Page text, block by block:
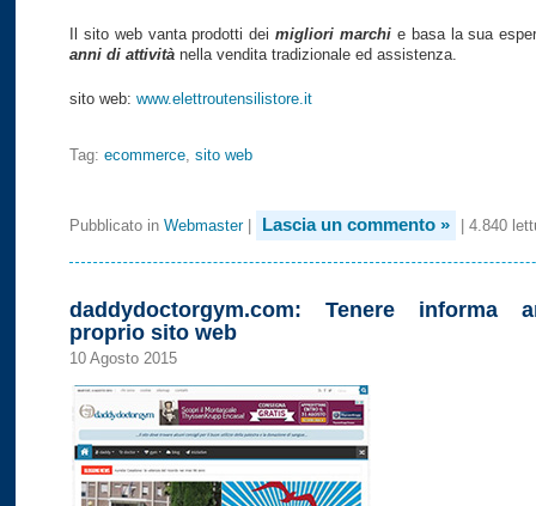
Il sito web vanta prodotti deimigliori marchi e basa la sua
anni di attività nella vendita tradizionale ed assistenza.
sito web: www.elettroutensilistore.it
Tag: ecommerce sito web
Pubblicato in Webmaster| Lascia un commento » | 4.840
daddydoctorgym.com: Tenere informa
proprio sito web
10 Agosto 2015